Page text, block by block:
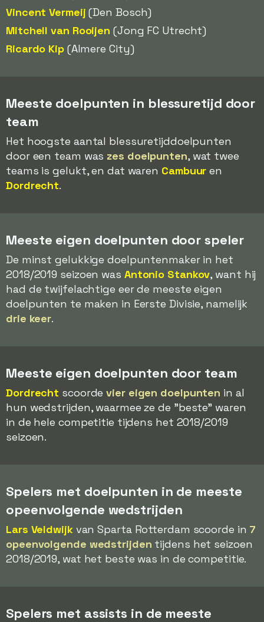
Vincent Vermeij (Den Bosch)
Mitchell van Rooijen (Jong FC Utrecht)
Ricardo Kip(Almere City)
Meeste doelpunten in blessuretijd door
team
Het hoogste aantal blessuretijddoelpunten
door een team was zes doelpunten, wat twee
teams is gelukt, en dat waren Cambuur en
Dordrecht.
Meeste eigen doelpunten door speler
De minst gelukkige doelpuntenmaker in het
2018/2019 seizoen was Antonio Stankov, want hij
had de twijfelachtige eer de meeste eigen
doelpunten te maken in Eerste Divisie, namelijk
drie keer.
Meeste eigen doelpunten door team
Dordrecht scoordevier eigen doelpunten in al
hun wedstrijden, waarmee ze de "beste" waren
in de hele competitie tijdens het 2018/2019
seizoen.
Spelers met doelpunten in de meeste
opeenvolgende wedstrijden
Lars Veldwijkvan Sparta Rotterdam scoorde in 7
opeenvolgende wedstrijden tijdens het seizoen
2018/2019, wat het beste was in de competitie.
Spelers met assists in de meeste